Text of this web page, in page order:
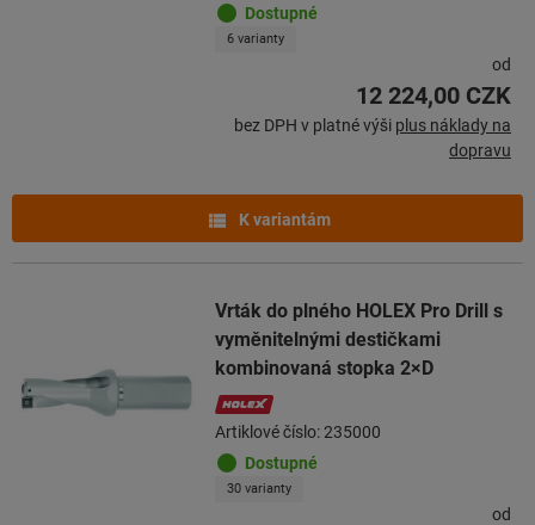
Dostupné
6 varianty
od
12 224,00 CZK
bez DPH v platné výši plus náklady na
dopravu
K variantám
Vrták do plného HOLEX Pro Drill s
vyměnitelnými destičkami
kombinovaná stopka 2×D
Artiklové číslo: 235000
Dostupné
30 varianty
od